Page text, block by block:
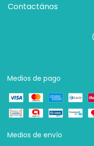
Contactános
Medios de pago
Medios de envío